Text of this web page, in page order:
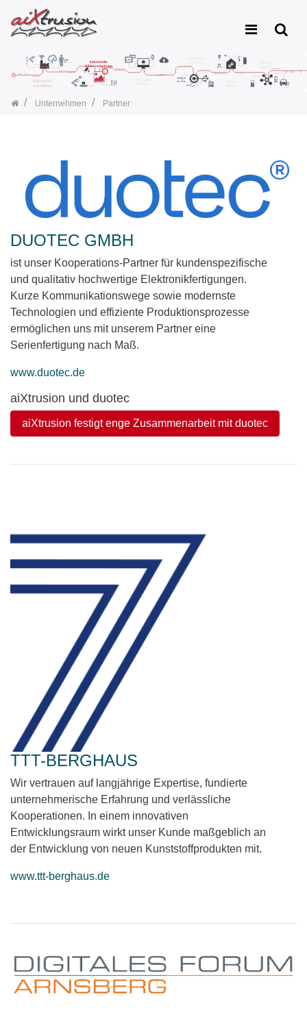
Unternehmen Partner
DUOTEC GMBH
ist unser Kooperations-Partner für kundenspezifische
und qualitativ hochwertige Elektronikfertigungen.
Kurze Kommunikationswege sowie modernste
Technologien und effiziente Produktionsprozesse
ermöglichen uns mit unserem Partner eine
Serienfertigung nach Maß.
www.duotec.de
aiXtrusion und duotec
aiXtrusion festigt enge Zusammenarbeit mit duotec
TTT-BERGHAUS
Wir vertrauen auf langjährige Expertise, fundierte
unternehmerische Erfahrung und verlässliche
Kooperationen. In einem innovativen
Entwicklungsraum wirkt unser Kunde maßgeblich an
der Entwicklung von neuen Kunststoffprodukten mit.
www.ttt-berghaus.de